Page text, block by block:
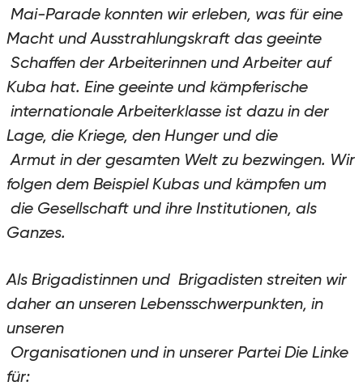
Mai-Parade konnten wir erleben, was für eine
Macht und Ausstrahlungskraft das geeinte
Schaffen der Arbeiterinnen und Arbeiter auf
Kuba hat. Eine geeinte und kämpferische
internationale Arbeiterklasse ist dazu in der
Lage, die Kriege, den Hunger und die
Armut in der gesamten Welt zu bezwingen. Wir
folgen dem Beispiel Kubas und kämpfen um
die Gesellschaft und ihre Institutionen, als
Ganzes.
Als Brigadistinnen und Brigadisten streiten wir
daher an unseren Lebensschwerpunkten, in
unseren
Organisationen und in unserer Partei Die Linke
für: